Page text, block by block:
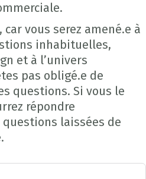
vous serez amené.e à
inhabituelles,
et à l’univers
pas obligé.e de
questions. Si vous le
répondre
laissées de